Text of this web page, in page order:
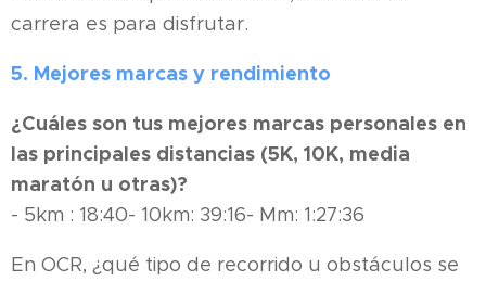
carrera es para disfrutar.
5. Mejores marcas y rendimiento
¿Cuáles son tus mejores marcas personales en
las principales distancias (5K, 10K, media
maratón u otras)?
- 5km : 18:40- 10km: 39:16- Mm: 1:27:36
En OCR, ¿qué tipo de recorrido u obstáculos se